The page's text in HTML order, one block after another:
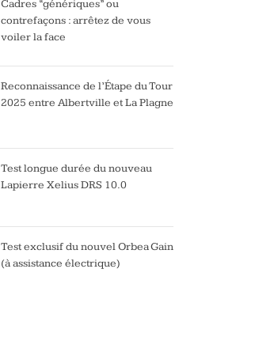
Cadres “génériques” ou
contrefaçons : arrêtez de vous
voiler la face
Reconnaissance de l’Étape du Tour
2025 entre Albertville et La Plagne
Test longue durée du nouveau
Lapierre Xelius DRS 10.0
Test exclusif du nouvel Orbea Gain
(à assistance électrique)